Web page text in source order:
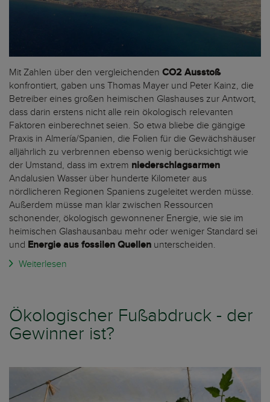
Mit Zahlen über den vergleichenden CO2 Ausstoß
konfrontiert, gaben uns Thomas Mayer und Peter Kainz, die
Betreiber eines großen heimischen Glashauses zur Antwort,
dass darin erstens nicht alle rein ökologisch relevanten
Faktoren einberechnet seien. So etwa bliebe die gängige
Praxis in Almería/Spanien, die Folien für die Gewächshäuser
alljährlich zu verbrennen ebenso wenig berücksichtigt wie
der Umstand, dass im extrem niederschlagsarmen
Andalusien Wasser über hunderte Kilometer aus
nördlicheren Regionen Spaniens zugeleitet werden müsse.
Außerdem müsse man klar zwischen Ressourcen
schonender, ökologisch gewonnener Energie, wie sie im
heimischen Glashausanbau mehr oder weniger Standard sei
und Energie aus fossilen Quellen unterscheiden.
Weiterlesen
Ökologischer Fußabdruck - der
Gewinner ist?